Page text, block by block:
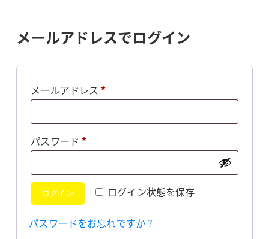
メールアドレスでログイン
メールアドレス *必
パスワード *必
ログイン状態を保存
ログイン
パスワードをお忘れですか ?